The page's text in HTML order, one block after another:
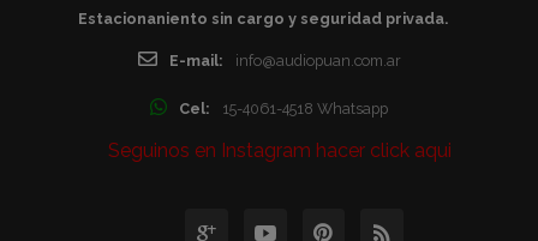
Estacionaniento sin cargo y seguridad privada.
E-mail: info@audiopuan.com.ar
Cel: 15-4061-4518 Whatsapp
Seguinos en Instagram hacer click aqui